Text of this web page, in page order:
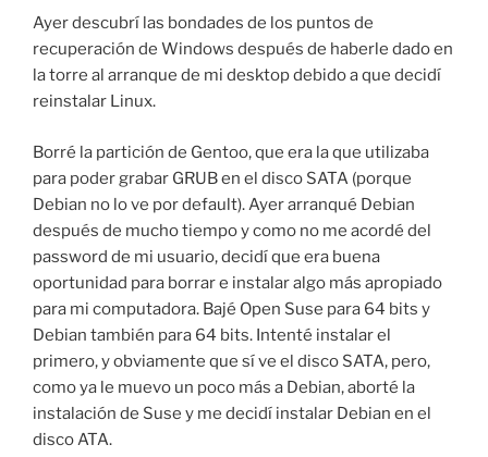
Ayer descubrí las bondades de los puntos de
recuperación de Windows después de haberle dado en
la torre al arranque de mi desktop debido a que decidí
reinstalar Linux.
Borré la partición de Gentoo, que era la que utilizaba
para poder grabar GRUB en el disco SATA (porque
Debian no lo ve por default). Ayer arranqué Debian
después de mucho tiempo y como no me acordé del
password de mi usuario, decidí que era buena
oportunidad para borrar e instalar algo más apropiado
para mi computadora. Bajé Open Suse para 64 bits y
Debian también para 64 bits. Intenté instalar el
primero, y obviamente que sí ve el disco SATA, pero,
como ya le muevo un poco más a Debian, aborté la
instalación de Suse y me decidí instalar Debian en el
disco ATA.